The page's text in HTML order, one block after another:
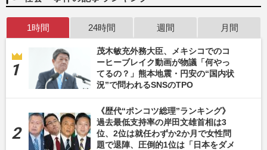
1時間 24時間 週間 月間
茂木敏充外務大臣、メキシコでのコ
ーヒーブレイク動画が物議「何やっ
てるの？」熊本地震・円安の“国内状
況”で問われるSNSのTPO
《歴代“ポンコツ総理”ランキング》
過去最低支持率の岸田文雄首相は3
位、2位は就任わずか2か月で女性問
題で退陣、圧倒的1位は「日本をダメ